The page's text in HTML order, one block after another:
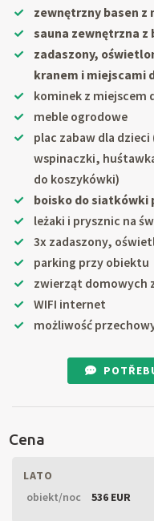
zewnętrzny basen z
sauna zewnętrzna z
zadaszony,
kranem i miejscami
kominek z miejscem
meble ogrodowe
plac zabaw dla
wspinaczki,
do koszykówki)
boisko do siatkówki
leżaki i prysznic na
3x zadaszony,
parking przy obiektu
zwierząt domowych
WIFI internet
możliwość
Cena
LATO
obiekt/noc
536 EUR